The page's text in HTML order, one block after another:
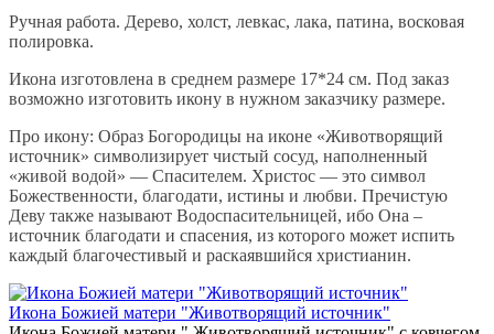
Ручная работа. Дерево, холст, левкас, лака, патина, восковая
полировка.
Икона изготовлена в среднем размере 17*24 см. Под заказ
возможно изготовить икону в нужном заказчику размере.
Про икону: Образ Богородицы на иконе «Животворящий
источник» символизирует чистый сосуд, наполненный
«живой водой» — Спасителем. Христос — это символ
Божественности, благодати, истины и любви. Пречистую
Деву также называют Водоспасительницей, ибо Она –
источник благодати и спасения, из которого может испить
каждый благочестивый и раскаявшийся христианин.
Икона Божией матери "Животворящий источник"